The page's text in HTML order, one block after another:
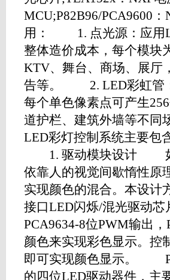
MCU;P82B96/
用： 1. 点光源：应用
整体造价成本，每个模块
KTV、舞台、商场、展厅
告等。 2. LED彩虹管：
每个单色像素点可产生
道护栏、建筑外墙等
LED彩灯控制系统主要包
1. 驱动模块设计 如何
依靠人的视觉间歇惰性原
实现颜色的混合。本设计
接口LED闪烁/混光驱动芯
PCA9634-8位PWM输出
颜色来实现彩色显示。控
即可实现颜色显示。
的四位LED驱动器件，主